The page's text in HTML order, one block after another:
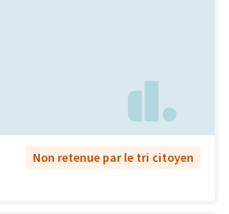
Non retenue par le tri citoyen